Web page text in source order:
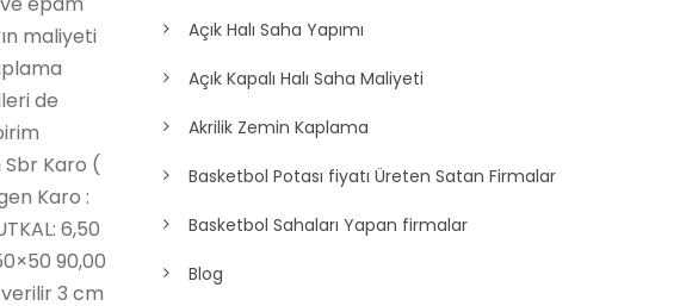
Açık Halı Saha Yapımı
Açık Kapalı Halı Saha Maliyeti
Akrilik Zemin Kaplama
Basketbol Potası fiyatı Üreten Satan Firmalar
Basketbol Sahaları Yapan firmalar
Blog